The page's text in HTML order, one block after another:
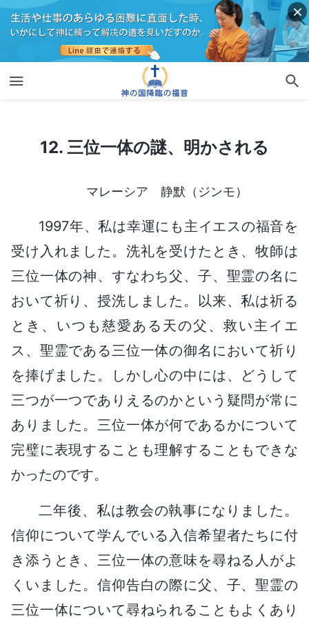
12. 三位一体の謎、明かされる
マレーシア 静默（ジンモ）
1997年、私は幸運にも主イエスの福音を
受け入れました。洗礼を受けたとき、牧師は
三位一体の神、すなわち父、子、聖霊の名に
おいて祈り、授洗しました。以来、私は祈る
とき、いつも慈愛ある天の父、救い主イエ
ス、聖霊である三位一体の御名において祈り
を捧げました。しかし心の中には、どうして
三つが一つでありえるのかという疑問が常に
ありました。三位一体が何であるかについて
完璧に表現することも理解することもできな
かったのです。
二年後、私は教会の執事になりました。
信仰について学んでいる入信希望者たちに付
き添うとき、三位一体の意味を尋ねる人がよ
くいました。信仰告白の際に父、子、聖霊の
三位一体について尋ねられることもよくあり